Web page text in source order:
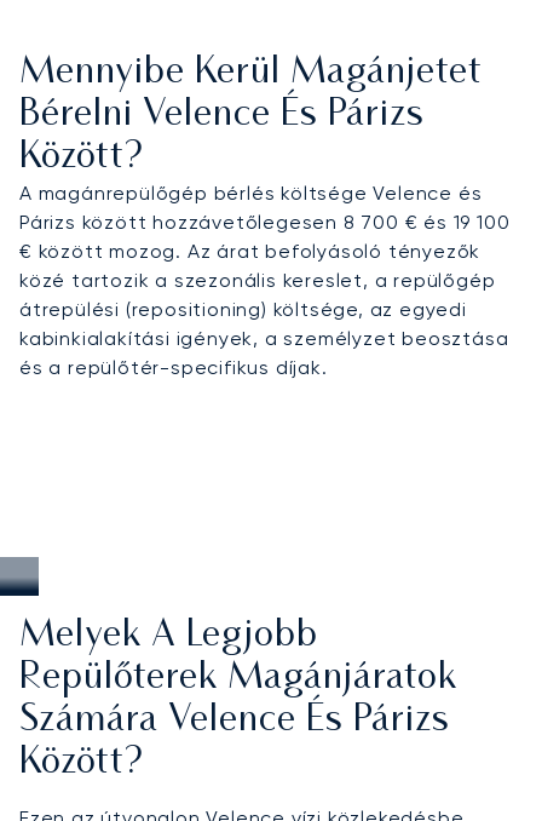
Mennyibe Kerül Magánjetet
Bérelni Velence És Párizs
Között?
A magánrepülőgép bérlés költsége Velence és
Párizs között hozzávetőlegesen 8 700 € és 19 100
€ között mozog. Az árat befolyásoló tényezők
közé tartozik a szezonális kereslet, a repülőgép
átrepülési (repositioning) költsége, az egyedi
kabinkialakítási igények, a személyzet beosztása
és a repülőtér-specifikus díjak.
Melyek A Legjobb
Repülőterek Magánjáratok
Számára Velence És Párizs
Között?